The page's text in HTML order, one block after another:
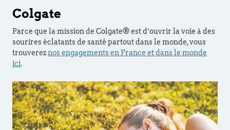
Colgate
Parce que la mission de Colgate® est d’ouvrir la voie à des
sourires éclatants de santé partout dans le monde, vous
trouvereznos engagements en France et dans le monde
ici.